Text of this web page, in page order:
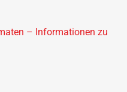
– Informationen zu